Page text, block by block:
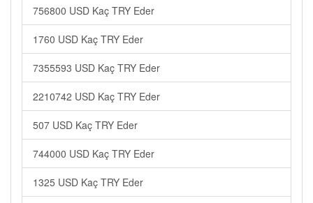
756800 USD Kaç TRY Eder
1760 USD Kaç TRY Eder
7355593 USD Kaç TRY Eder
2210742 USD Kaç TRY Eder
507 USD Kaç TRY Eder
744000 USD Kaç TRY Eder
1325 USD Kaç TRY Eder